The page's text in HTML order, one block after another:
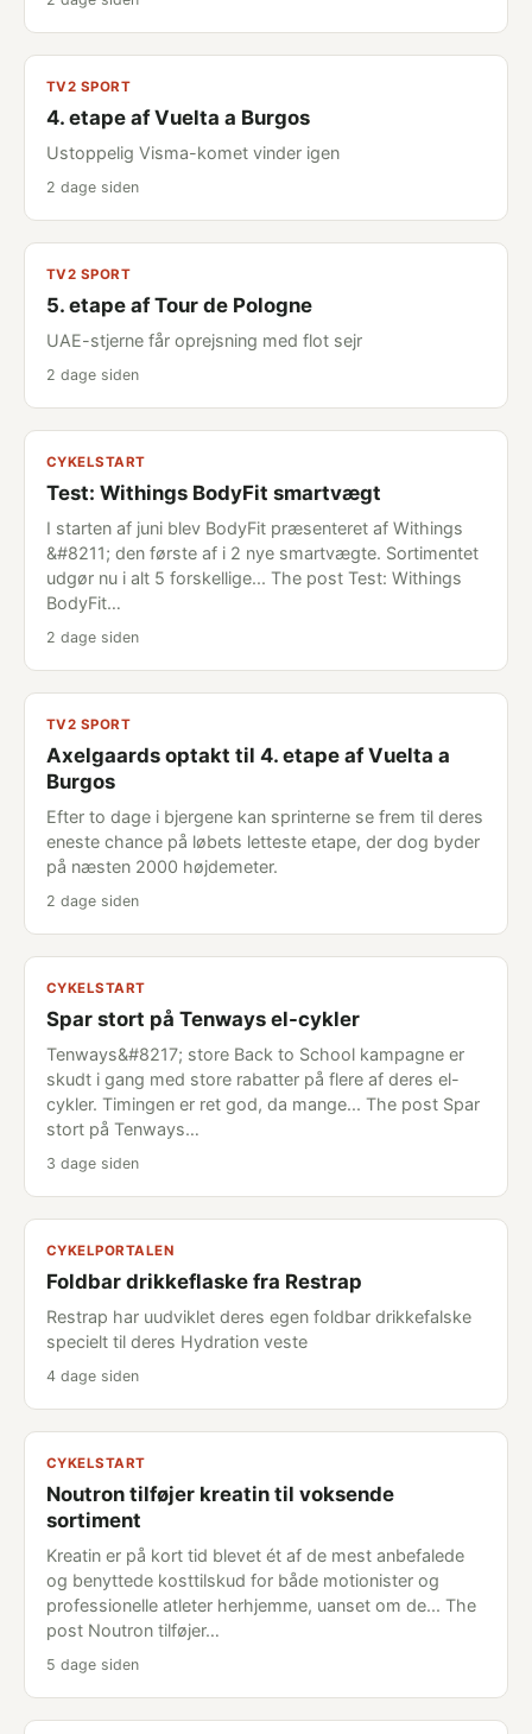
TV2 SPORT
4. etape af Vuelta a Burgos
Ustoppelig Visma-komet vinder igen
2 dage siden
TV2 SPORT
5. etape af Tour de Pologne
UAE-stjerne får oprejsning med flot sejr
2 dage siden
CYKELSTART
Test: Withings BodyFit smartvægt
I starten af juni blev BodyFit præsenteret af Withings
&#8211; den første af i 2 nye smartvægte. Sortimentet
udgør nu i alt 5 forskellige... The post Test: Withings
BodyFit…
2 dage siden
TV2 SPORT
Axelgaards optakt til 4. etape af Vuelta a
Burgos
Efter to dage i bjergene kan sprinterne se frem til deres
eneste chance på løbets letteste etape, der dog byder
på næsten 2000 højdemeter.
2 dage siden
CYKELSTART
Spar stort på Tenways el-cykler
Tenways&#8217; store Back to School kampagne er
skudt i gang med store rabatter på flere af deres el-
cykler. Timingen er ret god, da mange... The post Spar
stort på Tenways…
3 dage siden
CYKELPORTALEN
Foldbar drikkeflaske fra Restrap
Restrap har uudviklet deres egen foldbar drikkefalske
specielt til deres Hydration veste
4 dage siden
CYKELSTART
Noutron tilføjer kreatin til voksende
sortiment
Kreatin er på kort tid blevet ét af de mest anbefalede
og benyttede kosttilskud for både motionister og
professionelle atleter herhjemme, uanset om de... The
post Noutron tilføjer…
5 dage siden